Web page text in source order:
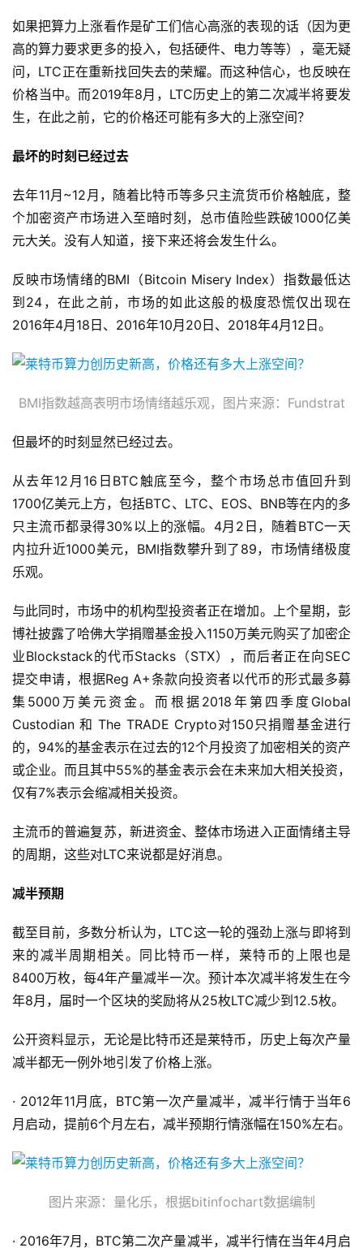
如果把算力上涨看作是矿工们信心高涨的表现的话（因为更
高的算力要求更多的投入，包括硬件、电力等等），毫无疑
问，LTC正在重新找回失去的荣耀。而这种信心，也反映在
价格当中。而2019年8月，LTC历史上的第二次减半将要发
生，在此之前，它的价格还可能有多大的上涨空间？
最坏的时刻已经过去
去年11月~12月，随着比特币等多只主流货币价格触底，整
个加密资产市场进入至暗时刻，总市值险些跌破1000亿美
元大关。没有人知道，接下来还将会发生什么。
反映市场情绪的BMI（Bitcoin Misery Index）指数最低达
到24，在此之前，市场的如此这般的极度恐慌仅出现在
2016年4月18日、2016年10月20日、2018年4月12日。
BMI指数越高表明市场情绪越乐观，图片来源：Fundstrat
但最坏的时刻显然已经过去。
从去年12月16日BTC触底至今，整个市场总市值回升到
1700亿美元上方，包括BTC、LTC、EOS、BNB等在内的多
只主流币都录得30%以上的涨幅。4月2日，随着BTC一天
内拉升近1000美元，BMI指数攀升到了89，市场情绪极度
乐观。
与此同时，市场中的机构型投资者正在增加。上个星期，彭
博社披露了哈佛大学捐赠基金投入1150万美元购买了加密企
业Blockstack的代币Stacks（STX），而后者正在向SEC
提交申请，根据Reg A+条款向投资者以代币的形式最多募
集5000万美元资金。而根据2018年第四季度Global
Custodian 和 The TRADE Crypto对150只捐赠基金进行
的，94%的基金表示在过去的12个月投资了加密相关的资产
或企业。而且其中55%的基金表示会在未来加大相关投资，
仅有7%表示会缩减相关投资。
主流币的普遍复苏，新进资金、整体市场进入正面情绪主导
的周期，这些对LTC来说都是好消息。
减半预期
截至目前，多数分析认为，LTC这一轮的强劲上涨与即将到
来的减半周期相关。同比特币一样，莱特币的上限也是
8400万枚，每4年产量减半一次。预计本次减半将发生在今
年8月，届时一个区块的奖励将从25枚LTC减少到12.5枚。
公开资料显示，无论是比特币还是莱特币，历史上每次产量
减半都无一例外地引发了价格上涨。
· 2012年11月底，BTC第一次产量减半，减半行情于当年6
月启动，提前6个月左右，减半预期行情涨幅在150%左右。
图片来源：量化乐，根据bitinfochart数据编制
· 2016年7月，BTC第二次产量减半，减半行情在当年4月启